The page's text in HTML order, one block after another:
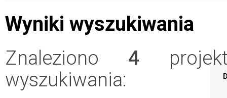
Wyniki wyszukiwania
Znaleziono 4
wyszukiwania: